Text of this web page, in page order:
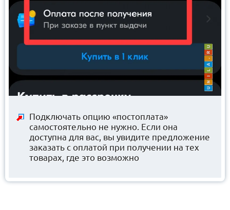
Подключать опцию «постоплата»
самостоятельно не нужно. Если она
доступна для вас, вы увидите предложение
заказать с оплатой при получении на тех
товарах, где это возможно